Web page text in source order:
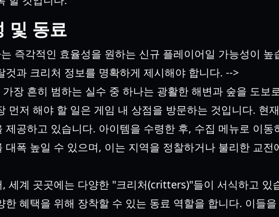
및 동료
즉각적인 효율성을 원하는 신규 플레이어일 가능성이 높
것과 크리처 정보를 명확하게 제시해야 합니다. -->
장 흔히 범하는 실수 중 하나는 광활한 해변과 숲을 도보
먼저 해야 할 일은 게임 내 상점을 방문하는 것입니다. 현
제공하고 있습니다. 아이템을 수령한 후, 수집 메뉴로 이
대폭 높일 수 있으며, 이는 지역을 정찰하거나 불리한 교전
세계 곳곳에는 다양한 "크리처(critters)"들이 서식하고 있
한 혜택을 위해 장착할 수 있는 동료 역할을 합니다. 이들